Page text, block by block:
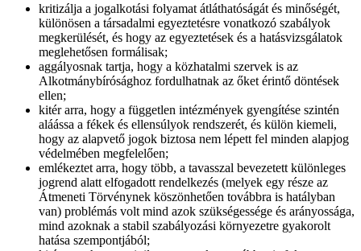
kritizálja a jogalkotási folyamat átláthatóságát és minőségét,
különösen a társadalmi egyeztetésre vonatkozó szabályok
megkerülését, és hogy az egyeztetések és a hatásvizsgálatok
meglehetősen formálisak;
aggályosnak tartja, hogy a közhatalmi szervek is az
Alkotmánybírósághoz fordulhatnak az őket érintő döntések
ellen;
kitér arra, hogy a független intézmények gyengítése szintén
aláássa a fékek és ellensúlyok rendszerét, és külön kiemeli,
hogy az alapvető jogok biztosa nem lépett fel minden alapjog
védelmében megfelelően;
emlékeztet arra, hogy több, a tavasszal bevezetett különleges
jogrend alatt elfogadott rendelkezés (melyek egy része az
Átmeneti Törvénynek köszönhetően továbbra is hatályban
van) problémás volt mind azok szükségessége és arányossága,
mind azoknak a stabil szabályozási környezetre gyakorolt
hatása szempontjából;